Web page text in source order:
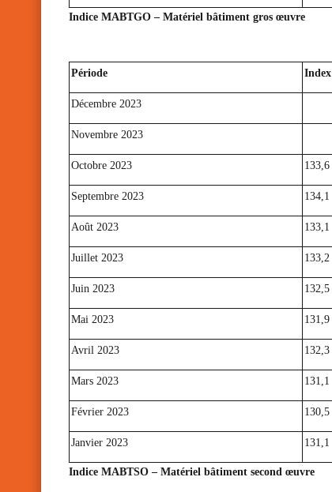
Indice MABTGO – Matériel bâtiment gros œuvre
Période Index
Décembre 2023
Novembre 2023
Octobre 2023 133,6
Septembre 2023 134,1
Août 2023 133,1
Juillet 2023 133,2
Juin 2023 132,5
Mai 2023 131,9
Avril 2023 132,3
Mars 2023 131,1
Février 2023 130,5
Janvier 2023 131,1
Indice MABTSO – Matériel bâtiment second œuvre